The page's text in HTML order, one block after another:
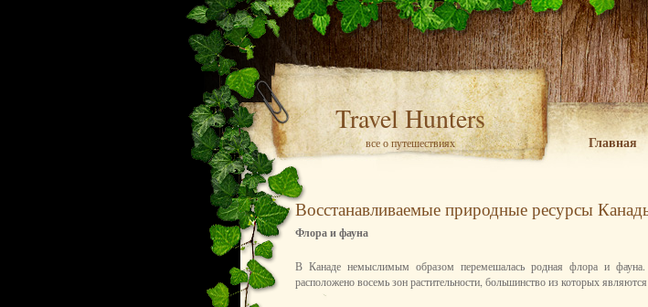
Travel Hunters
все о путешествиях Главная
Восстанавливаемые природные ресурсы
Флора и фауна
В Канаде немыслимым образом перемешалась родная флора и фауна.
расположено восемь зон растительности, большинство из которых являются